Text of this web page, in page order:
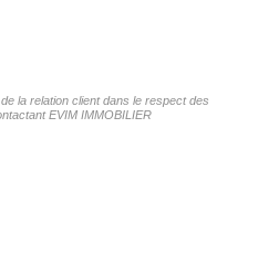
la relation client dans le respect des
EVIM IMMOBILIER